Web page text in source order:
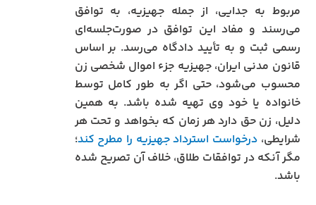
مربوط به جدایی، از جمله جهیزیه، به توافق
می‌رسند و مفاد این توافق در صورت‌جلسه‌ای
رسمی ثبت و به تأیید دادگاه می‌رسد. بر اساس
قانون مدنی ایران، جهیزیه جزء اموال شخصی زن
محسوب می‌شود، حتی اگر به طور کامل توسط
خانواده یا خود وی تهیه شده باشد. به همین
دلیل، زن حق دارد هر زمان که بخواهد و تحت هر
شرایطی،درخواست استرداد جهیزیه را مطرح کند؛
مگر آنکه در توافقات طلاق، خلاف آن تصریح شده
باشد.